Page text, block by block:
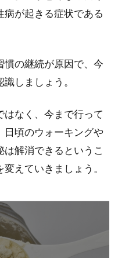
が起きる症状である
慣の継続が原因で、今
しましょう。
なく、今まで行って
日頃のウォーキングや
解消できるというこ
えていきましょう。